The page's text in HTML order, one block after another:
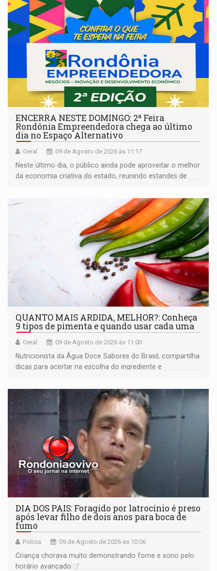
ENCERRA NESTE DOMINGO: 2ª Feira
Rondônia Empreendedora chega ao último
dia no Espaço Alternativo
Geral 09 de Agosto de 2026 às 11:17
Neste último dia, o público ainda pode aproveitar o melhor
da economia criativa do estado, reunindo estandes de
QUANTO MAIS ARDIDA, MELHOR?: Conheça
9 tipos de pimenta e quando usar cada uma
Geral 09 de Agosto de 2026 às 11:00
Nutricionista da Água Doce Sabores do Brasil, compartilha
dicas para acertar na escolha do ingrediente e
DIA DOS PAIS: Foragido por latrocínio é preso
após levar filho de dois anos para boca de
fumo
Polícia 09 de Agosto de 2026 às 10:06
Criança chorava muito demonstrando fome e sono pelo
horário avançado